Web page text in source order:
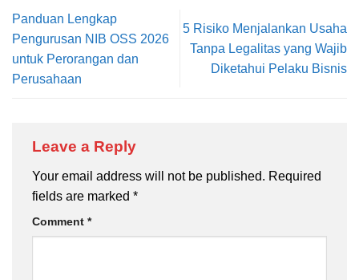
Panduan Lengkap
Pengurusan NIB OSS 2026
untuk Perorangan dan
Perusahaan
5 Risiko Menjalankan Usaha
Tanpa Legalitas yang Wajib
Diketahui Pelaku Bisnis
Leave a Reply
Your email address will not be published. Required
fields are marked *
Comment *